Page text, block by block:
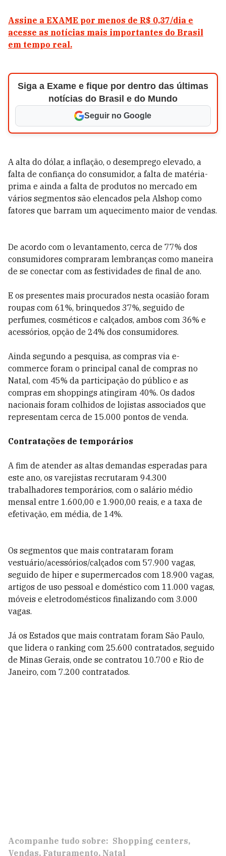
Assine a EXAME por menos de R$ 0,37/dia e
acesse as notícias mais importantes do Brasil
em tempo real.
Siga a Exame e fique por dentro das últimas
notícias do Brasil e do Mundo
Seguir no Google
A alta do dólar, a inflação, o desemprego elevado, a
falta de confiança do consumidor, a falta de matéria-
prima e ainda a falta de produtos no mercado em
vários segmentos são elencados pela Alshop como
fatores que barram um aquecimento maior de vendas.
De acordo com o levantamento, cerca de 77% dos
consumidores compraram lembranças como maneira
de se conectar com as festividades de final de ano.
E os presentes mais procurados nesta ocasião foram
roupas com 61%, brinquedos 37%, seguido de
perfumes, cosméticos e calçados, ambos com 36% e
acessórios, opção de 24% dos consumidores.
Ainda segundo a pesquisa, as compras via e-
commerce foram o principal canal de compras no
Natal, com 45% da participação do público e as
compras em shoppings atingiram 40%. Os dados
nacionais foram colhidos de lojistas associados que
representam cerca de 15.000 pontos de venda.
Contratações de temporários
A fim de atender as altas demandas esperadas para
este ano, os varejistas recrutaram 94.300
trabalhadores temporários, com o salário médio
mensal entre 1.600,00 e 1.900,00 reais, e a taxa de
efetivação, em média, de 14%.
Os segmentos que mais contrataram foram
vestuário/acessórios/calçados com 57.900 vagas,
seguido de hiper e supermercados com 18.900 vagas,
artigos de uso pessoal e doméstico com 11.000 vagas,
móveis e eletrodomésticos finalizando com 3.000
vagas.
Já os Estados que mais contratam foram São Paulo,
que lidera o ranking com 25.600 contratados, seguido
de Minas Gerais, onde se contratou 10.700 e Rio de
Janeiro, com 7.200 contratados.
Acompanhe tudo sobre: Shopping centers
Vendas Faturamento Natal